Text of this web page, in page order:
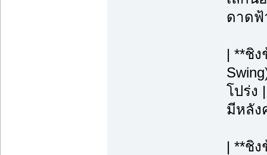
ดาดฟ้
| **ชิ
โปร่ง
มีหลัง
| **ชิ